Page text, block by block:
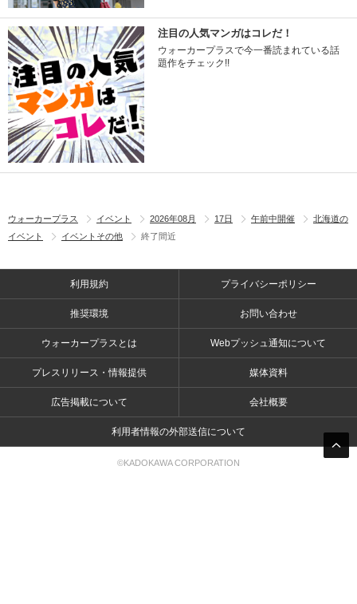
注目の人気マンガはコレだ！
ウォーカープラスで今一番読まれている話
題作をチェック!!
ウォーカープラス イベント 2026年08月 17日 午前中開催
北海道の
イベント
イベントその他 終了間近
利用規約 プライバシーポリシー
推奨環境 お問い合わせ
ウォーカープラスとは Webプッシュ通知について
プレスリリース・情報提供 媒体資料
広告掲載について 会社概要
利用者情報の外部送信について
©KADOKAWA CORPORATION